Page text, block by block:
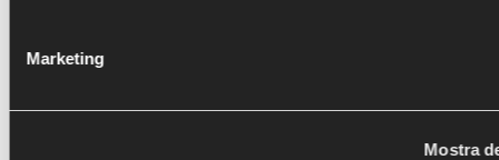
Marketing
Mostra